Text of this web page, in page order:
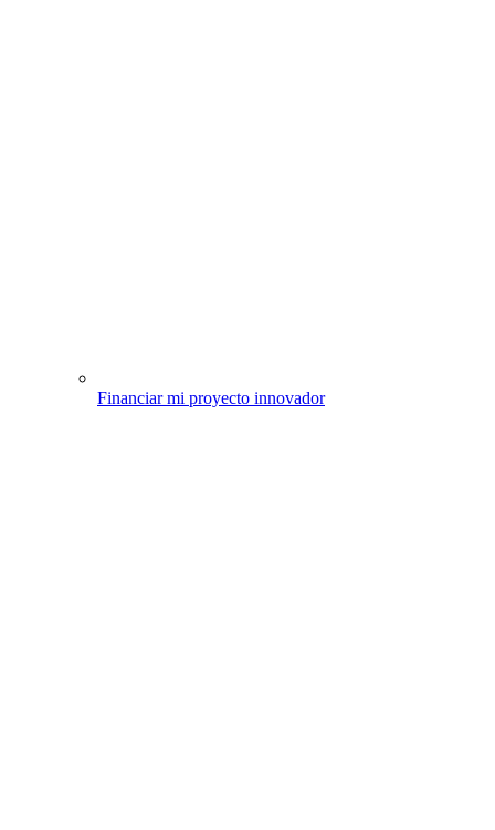
Financiar mi proyecto innovador